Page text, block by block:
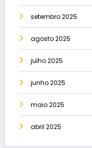
setembro 2025
agosto 2025
julho 2025
junho 2025
maio 2025
abril 2025